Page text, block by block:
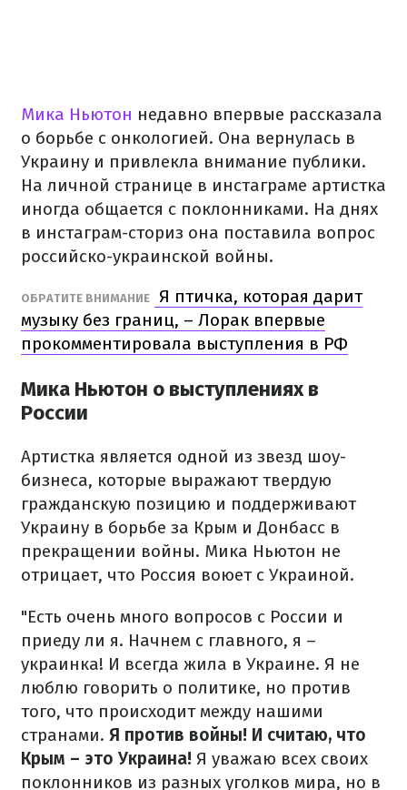
Мика Ньютон недавно впервые рассказала
о борьбе с онкологией. Она вернулась в
Украину и привлекла внимание публики.
На личной странице в инстаграме артистка
иногда общается с поклонниками. На днях
в инстаграм-сториз она поставила вопрос
российско-украинской войны.
ОБРАТИТЕ ВНИМАНИЕ
Я птичка, которая дарит
музыку без границ, – Лорак впервые
прокомментировала выступления в РФ
Мика Ньютон о выступлениях в
России
Артистка является одной из звезд шоу-
бизнеса, которые выражают твердую
гражданскую позицию и поддерживают
Украину в борьбе за Крым и Донбасс в
прекращении войны. Мика Ньютон не
отрицает, что Россия воюет с Украиной.
"Есть очень много вопросов с России и
приеду ли я. Начнем с главного, я –
украинка! И всегда жила в Украине. Я не
люблю говорить о политике, но против
того, что происходит между нашими
странами. Я против войны! И считаю, что
Крым – это Украина! Я уважаю всех своих
поклонников из разных уголков мира, но в